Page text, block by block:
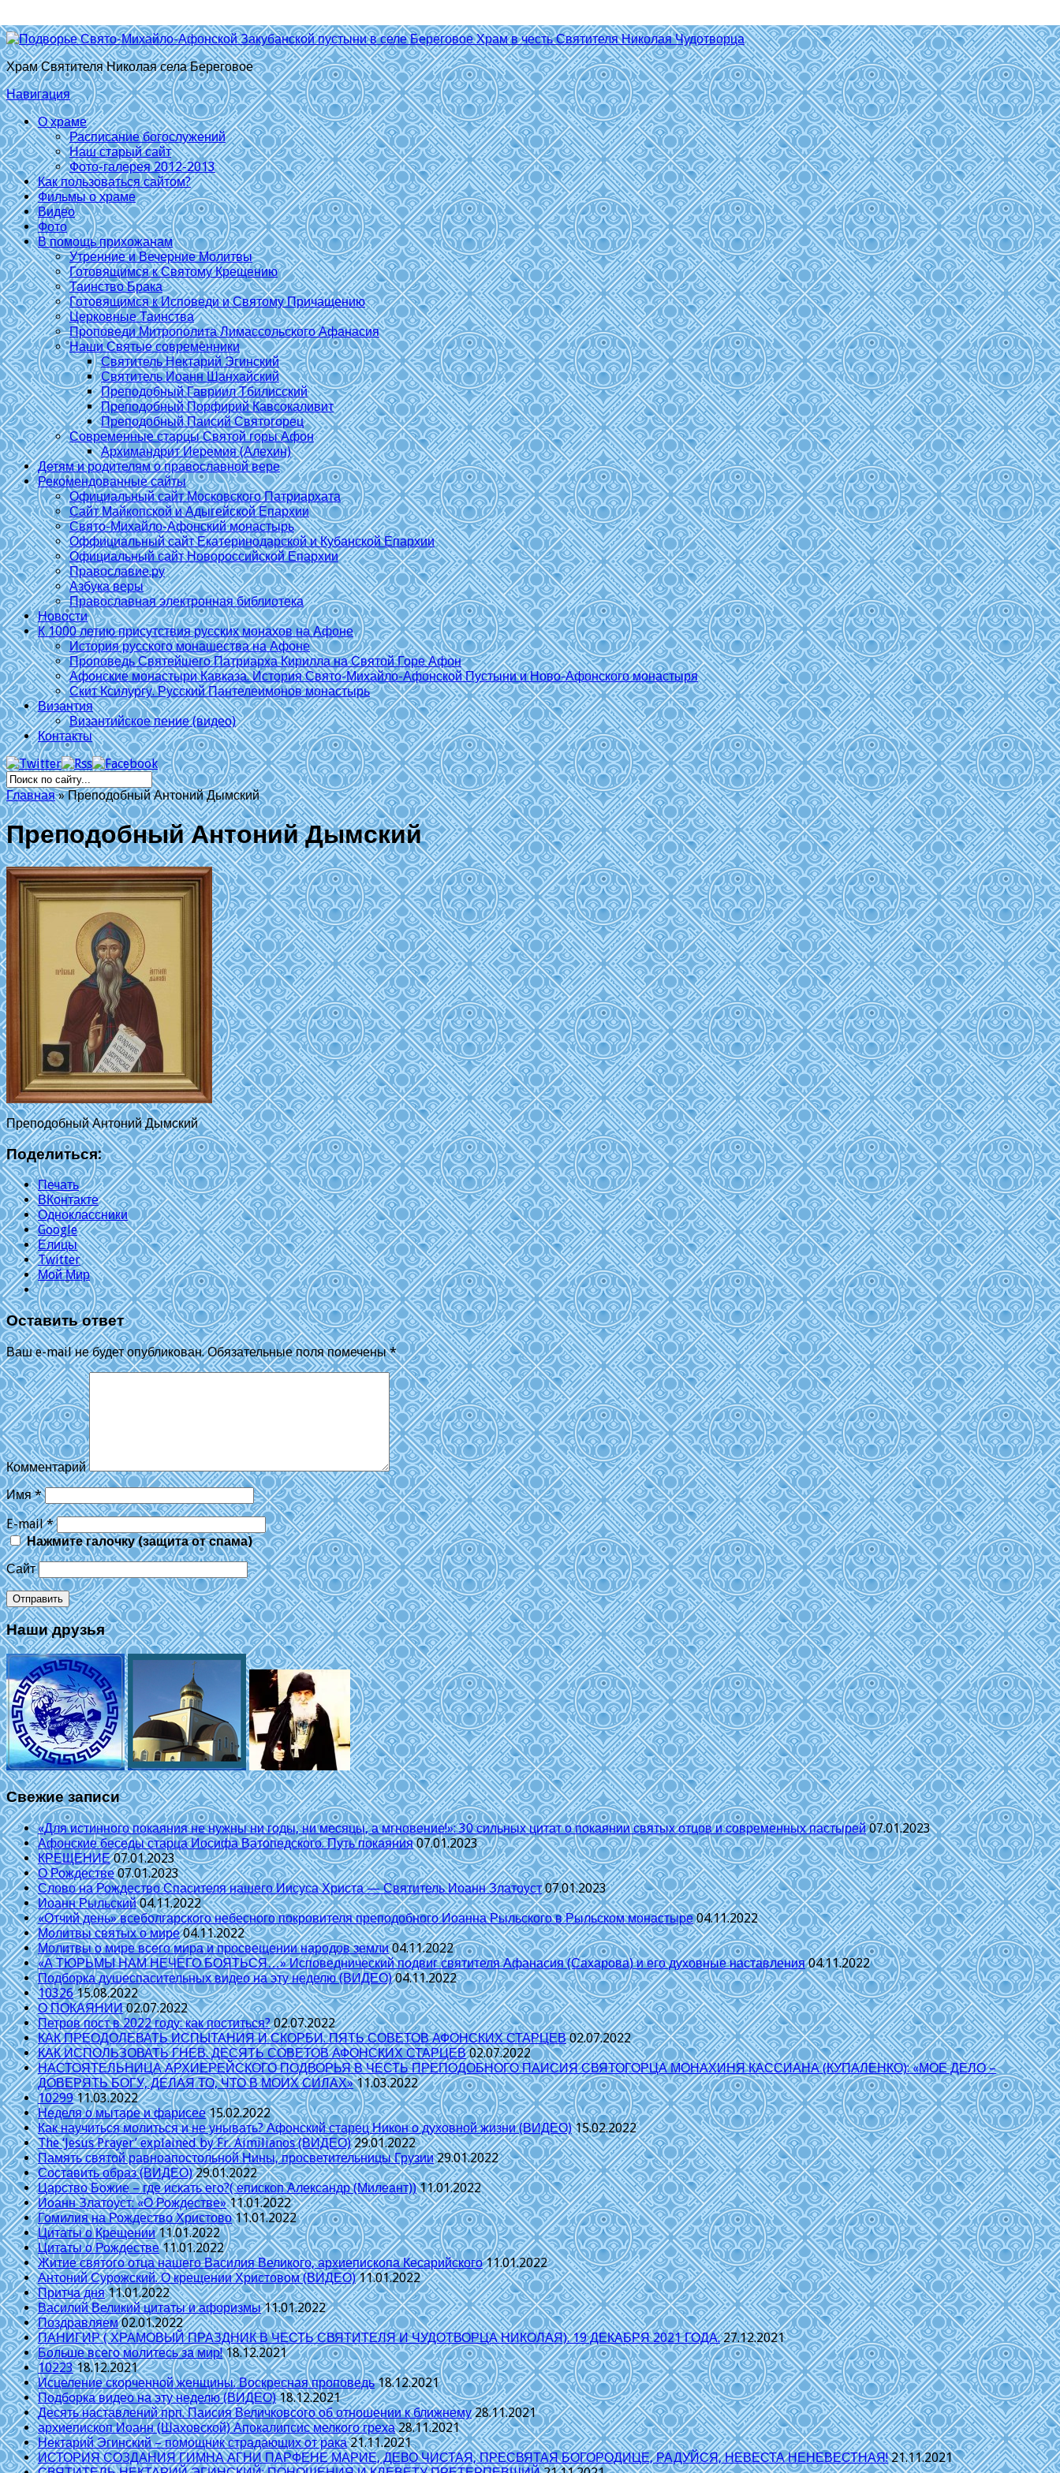
Храм Святителя Николая села Береговое
Навигация
О храме
Расписание богослужений
Наш старый сайт
Фото-галерея 2012-2013
Как пользоваться сайтом?
Фильмы о храме
Видео
Фото
В помощь прихожанам
Утренние и Вечерние Молитвы
Готовящимся к Святому Крещению
Таинство Брака
Готовящимся к Исповеди и Святому Причащению
Церковные Таинства
Проповеди Митрополита Лимассольского Афанасия
Наши Святые современники
Святитель Нектарий Эгинский
Святитель Иоанн Шанхайский
Преподобный Гавриил Тбилисский
Преподобный Порфирий Кавсокаливит
Преподобный Паисий Святогорец
Современные старцы Святой горы Афон
Архимандрит Иеремия (Алехин)
Детям и родителям о православной вере
Рекомендованные сайты
Официальный сайт Московского Патриархата
Сайт Майкопской и Адыгейской Епархии
Свято-Михайло-Афонский монастырь
Оффициальный сайт Екатеринодарской и Кубанской Епархии
Официальный сайт Новороссийской Епархии
Православие.ру
Азбука веры
Православная электронная библиотека
Новости
К 1000 летию присутствия русских монахов на Афоне
История русского монашества на Афоне
Проповедь Святейшего Патриарха Кирилла на Святой Горе Афон
Афонские монастыри Кавказа. История Свято-Михайло-Афонской Пустыни и Ново-Афонского монастыря
Скит Ксилургу. Русский Пантелеимонов монастырь
Византия
Византийское пение (видео)
Контакты
Главная »Преподобный Антоний Дымский
Преподобный Антоний Дымский
Преподобный Антоний Дымский
Поделиться:
Печать
ВКонтакте
Одноклассники
Google
Елицы
Twitter
Мой Мир
Оставить ответ
Ваш e-mail не будет опубликован.Обязательные поля помечены*
Комментарий
Имя*
E-mail*
Нажмите галочку (защита от спама)
Сайт
Наши друзья
Свежие записи
«Для истинного покаяния не нужны ни годы, ни месяцы, а мгновение!»: 30 сильных цитат о покаянии святых отцов и современных пастырей 07.01.2023
Афонские беседы старца Иосифа Ватопедского. Путь покаяния 07.01.2023
КРЕЩЕНИЕ 07.01.2023
О Рождестве 07.01.2023
Слово на Рождество Спасителя нашего Иисуса Христа — Святитель Иоанн Златоуст 07.01.2023
Иоанн Рыльский 04.11.2022
«Отчий день» всеболгарского небесного покровителя преподобного Иоанна Рыльского в Рыльском монастыре 04.11.2022
Молитвы святых о мире 04.11.2022
Молитвы о мире всего мира и просвещении народов земли 04.11.2022
«А ТЮРЬМЫ НАМ НЕЧЕГО БОЯТЬСЯ…» Исповеднический подвиг святителя Афанасия (Сахарова) и его духовные наставления 04.11.2022
Подборка душеспасительных видео на эту неделю (ВИДЕО) 04.11.2022
10326 15.08.2022
О ПОКАЯНИИ 02.07.2022
Петров пост в 2022 году: как поститься? 02.07.2022
КАК ПРЕОДОЛЕВАТЬ ИСПЫТАНИЯ И СКОРБИ. ПЯТЬ СОВЕТОВ АФОНСКИХ СТАРЦЕВ 02.07.2022
КАК ИСПОЛЬЗОВАТЬ ГНЕВ. ДЕСЯТЬ СОВЕТОВ АФОНСКИХ СТАРЦЕВ 02.07.2022
НАСТОЯТЕЛЬНИЦА АРХИЕРЕЙСКОГО ПОДВОРЬЯ В ЧЕСТЬ ПРЕПОДОБНОГО ПАИСИЯ СВЯТОГОРЦА МОНАХИНЯ КАССИАНА (КУПАЛЕНКО): «МОЕ ДЕЛО –
ДОВЕРЯТЬ БОГУ, ДЕЛАЯ ТО, ЧТО В МОИХ СИЛАХ» 11.03.2022
10299 11.03.2022
Неделя о мытаре и фарисее 15.02.2022
Как научиться молиться и не унывать? Афонский старец Никон о духовной жизни (ВИДЕО) 15.02.2022
The ‘Jesus Prayer’ explained by Fr. Aimilianos (ВИДЕО) 29.01.2022
Память святой равноапостольной Нины, просветительницы Грузии 29.01.2022
Составить образ (ВИДЕО) 29.01.2022
Царство Божие – где искать его?( епископ Александр (Милеант)) 11.01.2022
Иоанн Златоуст: «О Рождестве» 11.01.2022
Гомилия на Рождество Христово 11.01.2022
Цитаты о Крещении 11.01.2022
Цитаты о Рождестве 11.01.2022
Житие святого отца нашего Василия Великого, архиепископа Кесарийского 11.01.2022
Антоний Сурожский. О крещении Христовом (ВИДЕО) 11.01.2022
Притча дня 11.01.2022
Василий Великий цитаты и афоризмы 11.01.2022
Поздравляем 02.01.2022
ПАНИГИР ( ХРАМОВЫЙ ПРАЗДНИК В ЧЕСТЬ СВЯТИТЕЛЯ И ЧУДОТВОРЦА НИКОЛАЯ). 19 ДЕКАБРЯ 2021 ГОДА. 27.12.2021
Больше всего молитесь за мир! 18.12.2021
10223 18.12.2021
Исцеление скорченной женщины. Воскресная проповедь 18.12.2021
Подборка видео на эту неделю (ВИДЕО) 18.12.2021
Десять наставлений прп. Паисия Величковсого об отношении к ближнему 28.11.2021
архиепископ Иоанн (Шаховской) Апокалипсис мелкого греха 28.11.2021
Нектарий Эгинский – помощник страдающих от рака 21.11.2021
ИСТОРИЯ СОЗДАНИЯ ГИМНА АГНИ ПАРФЕНЕ МАРИЕ, ДЕВО ЧИСТАЯ, ПРЕСВЯТАЯ БОГОРОДИЦЕ, РАДУЙСЯ, НЕВЕСТА НЕНЕВЕСТНАЯ! 21.11.2021